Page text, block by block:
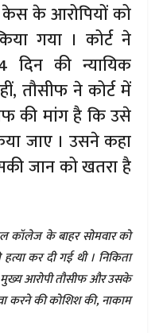
केस के आरोपियों को
गया । कोर्ट ने
दिन की न्यायिक
तौसीफ ने कोर्ट में
की मांग है कि उसे
जाए । उसने कहा
जान को खतरा है
कॉलेज के बाहर सोमवार को
कर दी गई थी । निकिता
मुख्य आरोपी तौसीफ और उसके
करने की कोशिश की, नाकाम